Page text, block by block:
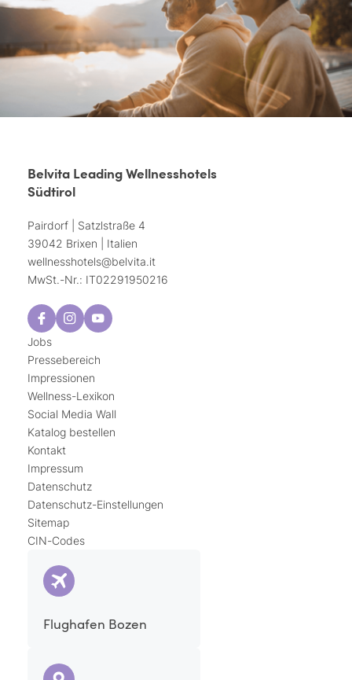
Belvita Leading Wellnesshotels
Südtirol
Pairdorf | Satzlstraße 4
39042 Brixen | Italien
wellnesshotels@belvita.it
MwSt.-Nr.: IT02291950216
Jobs
Pressebereich
Impressionen
Wellness-Lexikon
Social Media Wall
Katalog bestellen
Kontakt
Impressum
Datenschutz
Datenschutz-Einstellungen
Sitemap
CIN-Codes
Flughafen Bozen